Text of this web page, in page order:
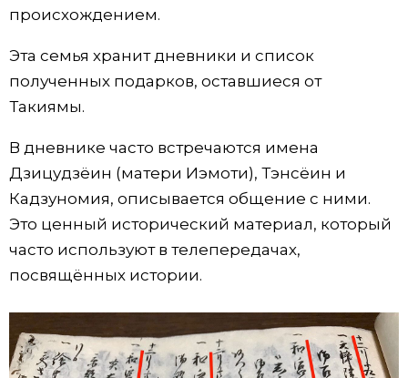
происхождением.
Эта семья хранит дневники и список
полученных подарков, оставшиеся от
Такиямы.
В дневнике часто встречаются имена
Дзицудзёин (матери Иэмоти), Тэнсёин и
Кадзуномия, описывается общение с ними.
Это ценный исторический материал, который
часто используют в телепередачах,
посвящённых истории.